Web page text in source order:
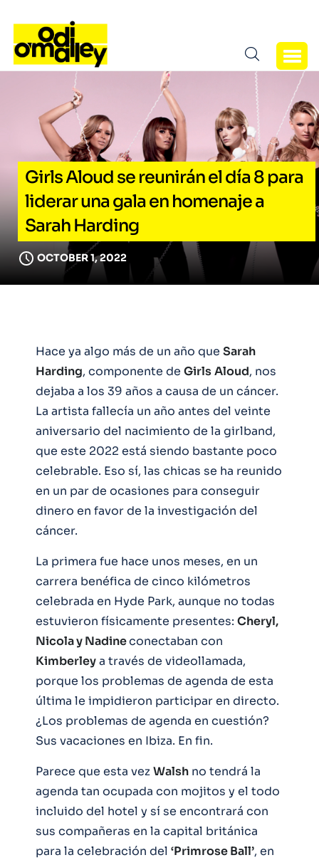
Girls Aloud se reunirán el día 8 para
liderar una gala en homenaje a
Sarah Harding
OCTOBER 1, 2022
Hace ya algo más de un año que Sarah
Harding, componente de GirlsAloud, nos
dejaba a los 39 años a causa de un cáncer.
La artista fallecía un año antes del veinte
aniversario del nacimiento de la girlband,
que este 2022 está siendo bastante poco
celebrable. Eso sí, las chicas se ha reunido
en un par de ocasiones para conseguir
dinero en favor de la investigación del
cáncer.
La primera fue hace unos meses, en un
carrera benéfica de cinco kilómetros
celebrada en Hyde Park, aunque no todas
estuvieron físicamente presentes: Cheryl,
Nicola y Nadineconectaban con
Kimberleya través de videollamada,
porque los problemas de agenda de esta
última le impidieron participar en directo.
¿Los problemas de agenda en cuestión?
Sus vacaciones en Ibiza. En fin.
Parece que esta vezWalsh no tendrá la
agenda tan ocupada con mojitos y el todo
incluido del hotel y sí se encontrará con
sus compañeras en la capital británica
para la celebración del ‘Primrose Ball’, en